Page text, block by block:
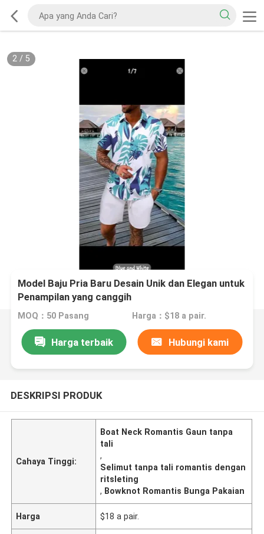
2/ 5
Model Baju Pria Baru Desain Unik dan Elegan untuk
Penampilan yang canggih
MOQ：50 Pasang Harga：$18 a pair.
Harga terbaik Hubungi kami
DESKRIPSI PRODUK
Cahaya Tinggi:
Boat Neck Romantis Gaun tanpa
tali
,
Selimut tanpa tali romantis dengan
ritsleting
, Bowknot Romantis Bunga Pakaian
Harga $18 a pair.